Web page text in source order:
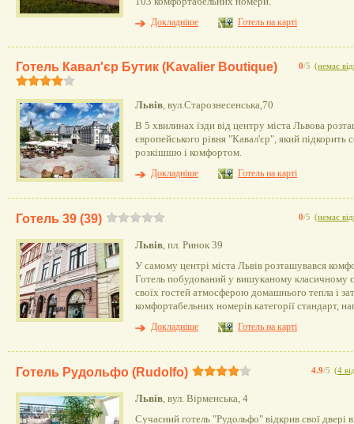
Докладніше
Готель на карті
0/5 (немає
Готель Кавал'єр Бутик (Kavalier Boutique)
Львів, вул.Старознесенська,70
В 5 хвилинах їзди від центру міста Львова
європейського рівня "Кавал'єр", який підкорить
розкішшю і комфортом.
Докладніше
Готель на карті
0/5 (немає
Готель 39 (39)
Львів, пл. Ринок 39
У самому центрі міста Львів розташувався
Готель побудований у вишуканому класичному
своїх гостей атмосферою домашнього тепла і
комфортабельних номерів категорії стандарт,
Докладніше
Готель на карті
4.9/5 (4
Готель Рудольфо (Rudolfo)
Львів, вул. Вірменська, 4
Сучасний готель "Рудольфо" відкрив свої двері